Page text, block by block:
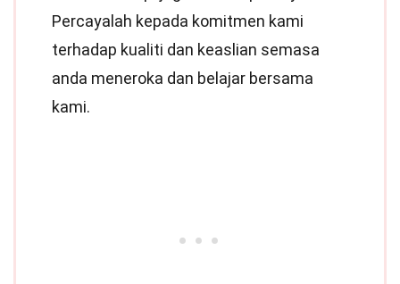
Percayalah kepada komitmen kami
terhadap kualiti dan keaslian semasa
anda meneroka dan belajar bersama
kami.